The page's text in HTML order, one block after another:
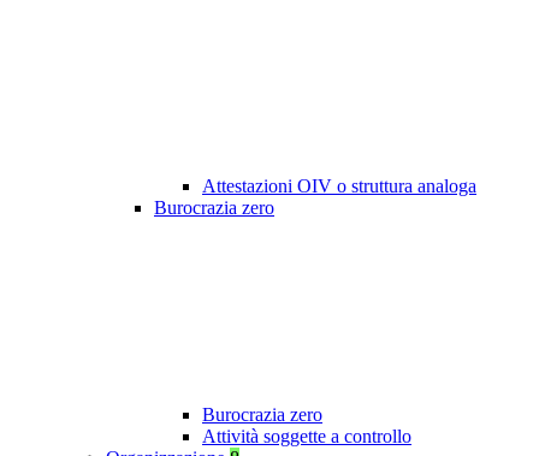
Attestazioni OIV o struttura analoga
Burocrazia zero
Burocrazia zero
Attività soggette a controllo